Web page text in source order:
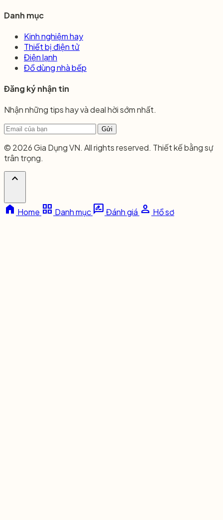
Danh mục
Kinh nghiệm hay
Thiết bị điện tử
Điện lạnh
Đồ dùng nhà bếp
Đăng ký nhận tin
Nhận những tips hay và deal hời sớm nhất.
Gửi
© 2026 Gia Dụng VN. All rights reserved. Thiết kế bằng sự
trân trọng.
expand_less
home Home grid_view Danh mục rate_review Đánh giá person Hồ sơ